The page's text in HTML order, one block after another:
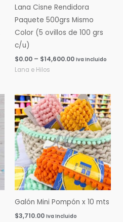
Lana Cisne Rendidora
Paquete 500grs Mismo
Color (5 ovillos de 100 grs
c/u)
$0.00 – $14,600.00 Iva Incluido
Lana e Hilos
Galón Mini Pompón x 10 mts
$3,710.00 Iva Incluido